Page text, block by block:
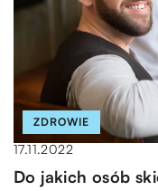
ZDROWIE
17.11.2022
Do jakich osób